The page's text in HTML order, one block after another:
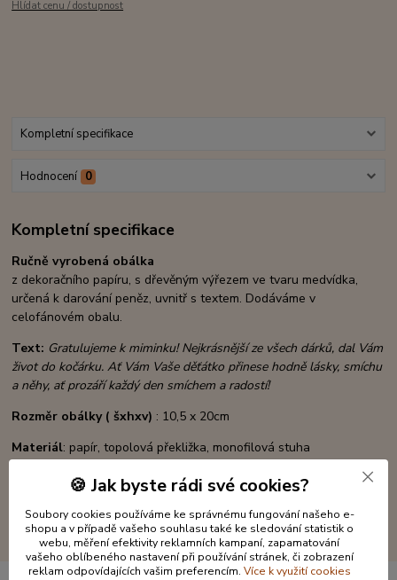
Hlídat cenu / dostupnost
Kompletní specifikace
Hodnocení 0
Kompletní specifikace
Ručně vyrobená obálka
z dekoračního papíru, s dřevěným výřezem ve tvaru medvídka,
určená k darování peněz, uvnitř s textem. Dodáváme v
celofánovém obalu.
Text: Gratulujeme k miminku! Nejkrásnější ze všech dárků, dal Vám
život do kočárku. Ať Vám Vaše děťátko přinese hodně lásky, smíchu
a něhy, ať prozáří každý den smíchem a radostí!
Rozměr obálky ( šxhxv) : 10,5 x 20cm
Materiál: papír, topolová překližka, monofilová stuha
🍪 Jak byste rádi své cookies?
Soubory cookies používáme ke správnému fungování našeho e-
shopu a v případě vašeho souhlasu také ke sledování statistik o
webu, měření efektivity reklamních kampaní, zapamatování
vašeho oblíbeného nastavení při používání stránek, či zobrazení
reklam odpovídajících vašim preferencím. Více k využití cookies